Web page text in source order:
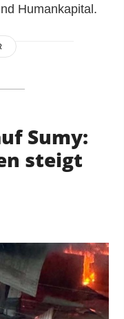
Humankapital.
Sumy:
steigt